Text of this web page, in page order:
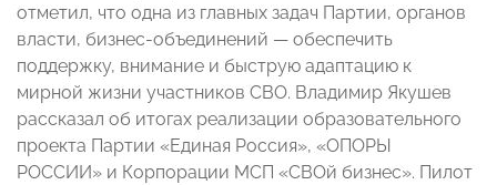
отметил, что одна из главных задач Партии, органов
власти, бизнес-объединений — обеспечить
поддержку, внимание и быструю адаптацию к
мирной жизни участников СВО. Владимир Якушев
рассказал об итогах реализации образовательного
проекта Партии «Единая Россия», «ОПОРЫ
РОССИИ» и Корпорации МСП «СВОй бизнес». Пилот